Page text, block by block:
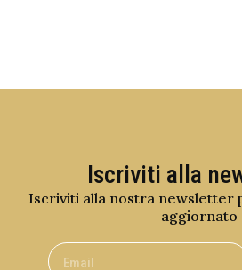
Iscriviti alla
Iscriviti alla nostra newsletter
aggiornato